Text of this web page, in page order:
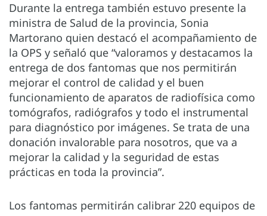
Durante la entrega también estuvo presente la
ministra de Salud de la provincia, Sonia
Martorano quien destacó el acompañamiento de
la OPS y señaló que “valoramos y destacamos la
entrega de dos fantomas que nos permitirán
mejorar el control de calidad y el buen
funcionamiento de aparatos de radiofísica como
tomógrafos, radiógrafos y todo el instrumental
para diagnóstico por imágenes. Se trata de una
donación invalorable para nosotros, que va a
mejorar la calidad y la seguridad de estas
prácticas en toda la provincia”.
Los fantomas permitirán calibrar 220 equipos de